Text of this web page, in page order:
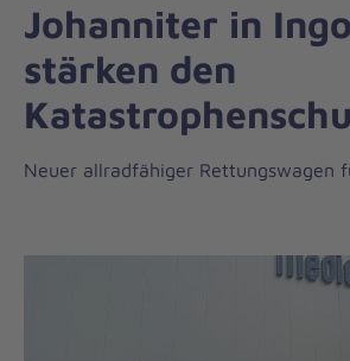
Leben
Johanniter in
stärken den
Neuer allradfähiger Rettungswagen